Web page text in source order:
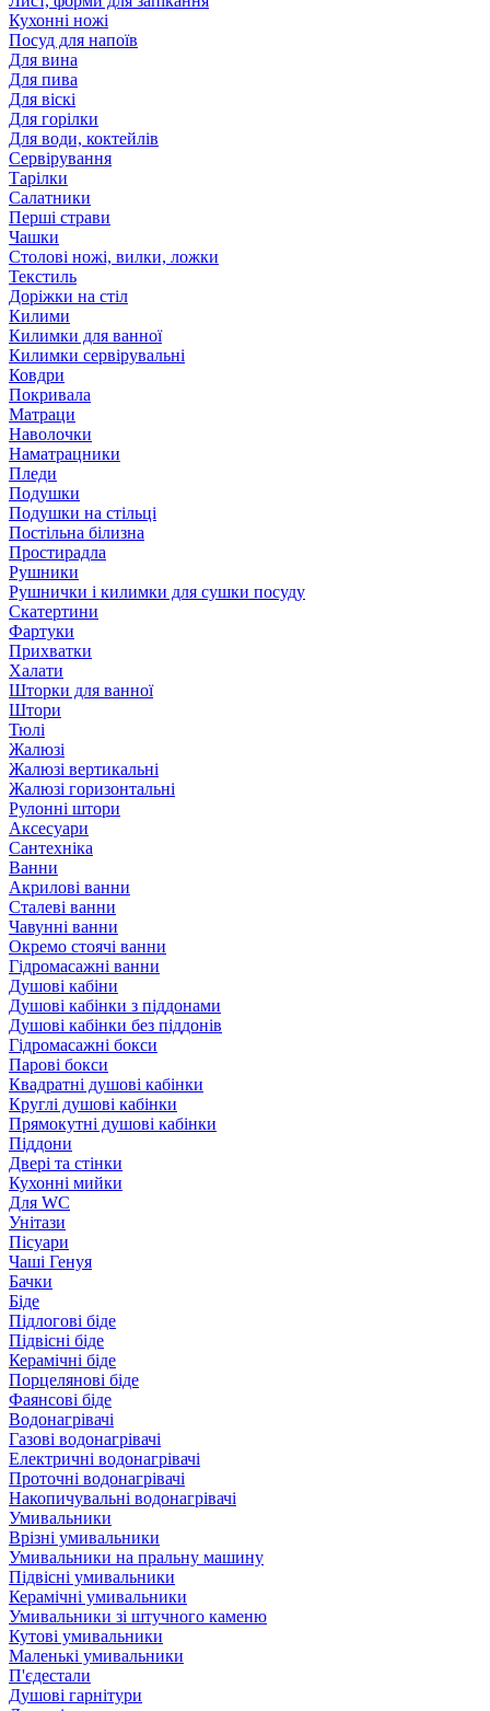
Кухонні ножі
Посуд для напоїв
Для вина
Для пива
Для віскі
Для горілки
Для води, коктейлів
Сервірування
Тарілки
Салатники
Перші страви
Чашки
Столові ножі, вилки, ложки
Текстиль
Доріжки на стіл
Килими
Килимки для ванної
Килимки сервірувальні
Ковдри
Покривала
Матраци
Наволочки
Наматрацники
Пледи
Подушки
Подушки на стільці
Постільна білизна
Простирадла
Рушники
Рушнички і килимки для сушки посуду
Скатертини
Фартуки
Прихватки
Халати
Шторки для ванної
Штори
Тюлі
Жалюзі
Жалюзі вертикальні
Жалюзі горизонтальні
Рулонні штори
Аксесуари
Сантехніка
Ванни
Акрилові ванни
Сталеві ванни
Чавунні ванни
Окремо стоячі ванни
Гідромасажні ванни
Душові кабіни
Душові кабінки з піддонами
Душові кабінки без піддонів
Гідромасажні бокси
Парові бокси
Квадратні душові кабінки
Круглі душові кабінки
Прямокутні душові кабінки
Піддони
Двері та стінки
Кухонні мийки
Для WC
Унітази
Пісуари
Чаші Генуя
Бачки
Біде
Підлогові біде
Підвісні біде
Керамічні біде
Порцелянові біде
Фаянсові біде
Водонагрівачі
Газові водонагрівачі
Електричні водонагрівачі
Проточні водонагрівачі
Накопичувальні водонагрівачі
Умивальники
Врізні умивальники
Умивальники на пральну машину
Підвісні умивальники
Керамічні умивальники
Умивальники зі штучного каменю
Кутові умивальники
Маленькі умивальники
П'єдестали
Душові гарнітури